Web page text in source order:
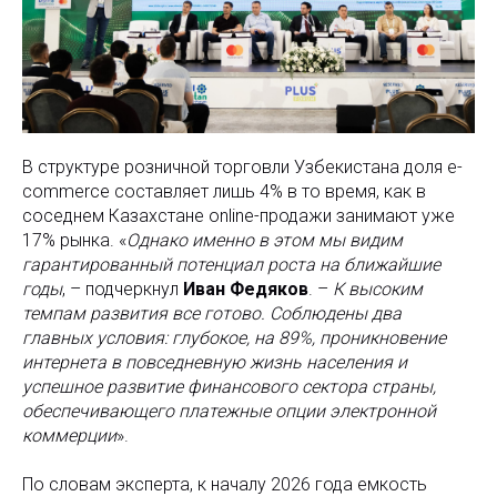
В структуре розничной торговли Узбекистана доля e-
commerce составляет лишь 4% в то время, как в
соседнем Казахстане online-продажи занимают уже
17% рынка. «Однако именно в этом мы видим
гарантированный потенциал роста на ближайшие
годы, – подчеркнул Иван Федяков . – К высоким
темпам развития все готово. Соблюдены два
главных условия: глубокое, на 89%, проникновение
интернета в повседневную жизнь населения и
успешное развитие финансового сектора страны,
обеспечивающего платежные опции электронной
коммерции».
По словам эксперта, к началу 2026 года емкость